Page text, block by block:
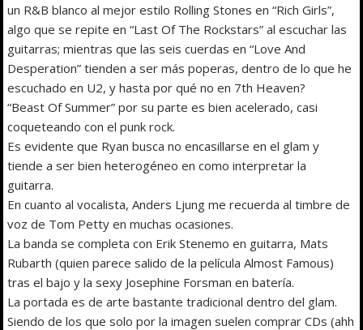
un R&B blanco al mejor estilo Rolling Stones en “Rich Girls”,
algo que se repite en “Last Of The Rockstars” al escuchar las
guitarras; mientras que las seis cuerdas en “Love And
Desperation” tienden a ser más poperas, dentro de lo que he
escuchado en U2, y hasta por qué no en 7th Heaven?
“Beast Of Summer” por su parte es bien acelerado, casi
coqueteando con el punk rock.
Es evidente que Ryan busca no encasillarse en el glam y
tiende a ser bien heterogéneo en como interpretar la
guitarra.
En cuanto al vocalista, Anders Ljung me recuerda al timbre de
voz de Tom Petty en muchas ocasiones.
La banda se completa con Erik Stenemo en guitarra, Mats
Rubarth (quien parece salido de la película Almost Famous)
tras el bajo y la sexy Josephine Forsman en batería.
La portada es de arte bastante tradicional dentro del glam.
Siendo de los que solo por la imagen suelen comprar CDs (ahh